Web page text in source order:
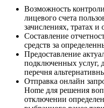
Возможность
лицевого счета
зачислениях, тратах и
Составление
средств за
Предоставление
подключенных услуг,
перечня
Отправка онлайн
Home для решения
отключении